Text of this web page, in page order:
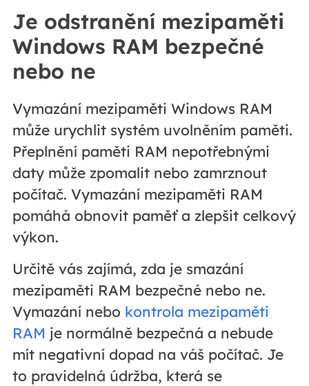
Je odstranění mezipaměti
Windows RAM bezpečné
nebo ne
Vymazání mezipaměti Windows RAM
může urychlit systém uvolněním paměti.
Přeplnění paměti RAM nepotřebnými
daty může zpomalit nebo zamrznout
počítač. Vymazání mezipaměti RAM
pomáhá obnovit paměť a zlepšit celkový
výkon.
Určitě vás zajímá, zda je smazání
mezipaměti RAM bezpečné nebo ne.
Vymazání nebo kontrola mezipaměti
RAM je normálně bezpečná a nebude
mít negativní dopad na váš počítač. Je
to pravidelná údržba, která se